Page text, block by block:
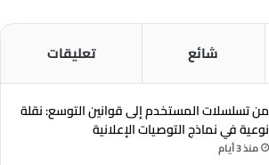
شائع تعليقات
من تسلسلات المستخدم إلى قوانين التوسع: نقلة
نوعية في نماذج التوصيات الإعلانية
منذ 3 أيام